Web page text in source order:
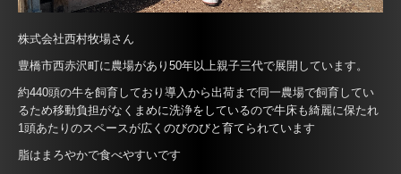
株式会社西村牧場さん
豊橋市西赤沢町に農場があり50年以上親子三代で展開しています。
約440頭の牛を飼育しており導入から出荷まで同一農場で飼育してい
るため移動負担がなくまめに洗浄をしているので牛床も綺麗に保たれ
1頭あたりのスペースが広くのびのびと育てられています
脂はまろやかで食べやすいです